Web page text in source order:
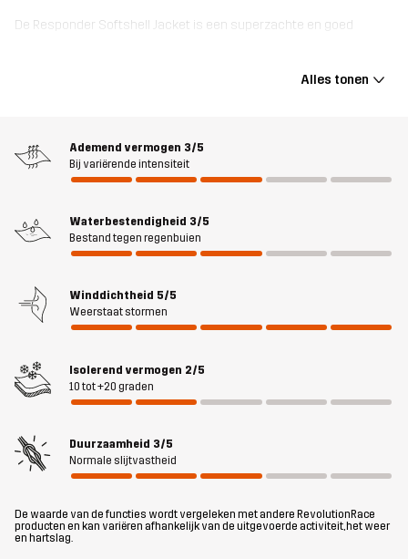
De Responder Softshell Jacket is een superzachte en goed
way stretch stof heb je volledige flexibiliteit en onbeperkte
bewegingsvrijheid, terwijl het windbestendige en
houdt. Twee ruime handzakken en een geventileerde
kangoeroezak op de rug komen goed van pas voor het opbergen
onderste zoom en de afneembare capuchon zijn verstelbaar voor
een perfecte pasvorm. Al met al is de Responder Softshell Jacket
een soepele en comfortabele buitenlaag, gericht op een actieve
Het model is 173 cm weegt 75 kg en draagt S
Pasvorm REGULAR
Materiaal 1
Alles tonen
Ademend vermogen 3/5
Bij variërende intensiteit
Waterbestendigheid 3/5
Bestand tegen regenbuien
Winddichtheid 5/5
Weerstaat stormen
Isolerend vermogen 2/5
10 tot +20 graden
Duurzaamheid 3/5
Normale slijtvastheid
De waarde van de functies wordt vergeleken met andere RevolutionRace
producten en kan variëren afhankelijk van de uitgevoerde activiteit, het weer
en hartslag.